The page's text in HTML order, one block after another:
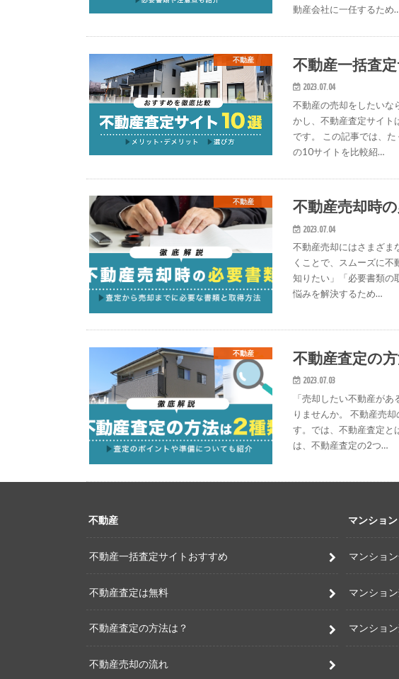
動産会社に一任するため
不動産 不動産一括査
2023.07.04
不動産の売却をしたいな
かし、不動産査定サイト
です。 この記事では、
の10サイトを比較紹…
不動産 不動産売却時
2023.07.04
不動産売却にはさまざま
くことで、スムーズに
知りたい」「必要書類の
悩みを解決するため…
不動産 不動産査定の
2023.07.03
「売却したい不動産が
りませんか。 不動産売
す。では、不動産査定と
は、不動産査定の2つ…
不動産
不動産一括査定サイトおすすめ
不動産査定は無料
不動産査定の方法は？
不動産売却の流れ
マンション
マンショ
マンショ
マンショ